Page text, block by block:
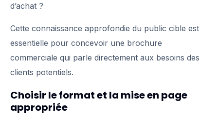
d’achat ?
Cette connaissance approfondie du public cible est
essentielle pour concevoir une brochure
commerciale qui parle directement aux besoins des
clients potentiels.
Choisir le format et la mise en page
appropriée